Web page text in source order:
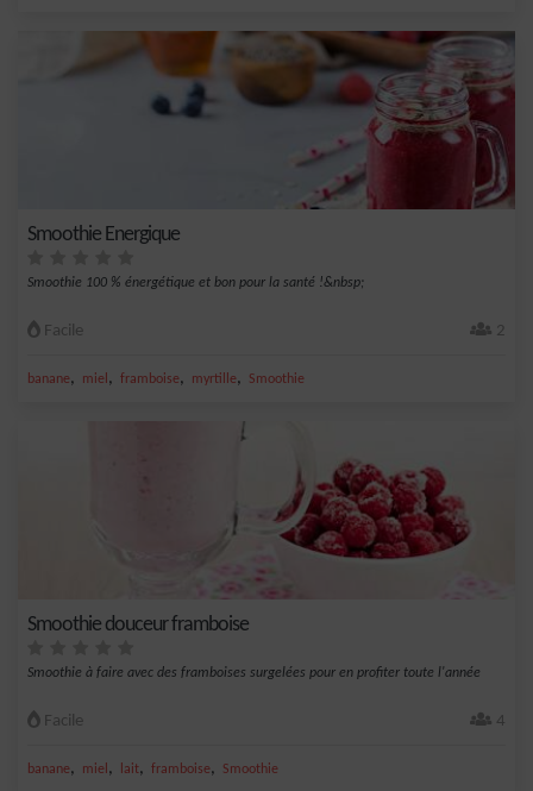
Smoothie Energique
Smoothie 100 % énergétique et bon pour la santé !&nbsp;
Facile 2
banane, miel , framboise, myrtille, Smoothie
Smoothie douceur framboise
Smoothie à faire avec des framboises surgelées pour en profiter toute l'année
Facile 4
banane, miel , lait, framboise, Smoothie